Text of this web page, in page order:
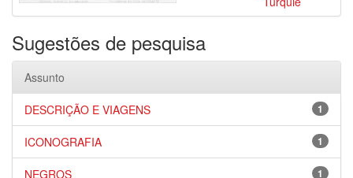
Sugestões de pesquisa
Assunto
1
DESCRIÇÃO E VIAGENS
1
ICONOGRAFIA
1
NEGROS